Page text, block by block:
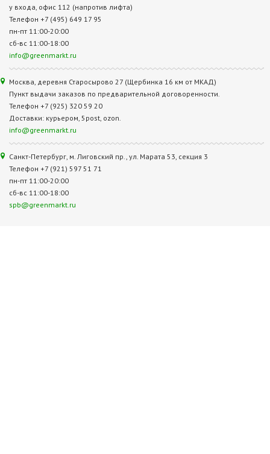
у входа, офис 112 (напротив лифта)
Телефон +7 (495) 649 17 95
пн-пт 11:00-20:00
сб-вс 11:00-18:00
info@greenmarkt.ru
Москва, деревня Старосырово 27 (Щербинка 16 км от МКАД)
Пункт выдачи заказов по предварительной договоренности.
Телефон +7 (925) 320 59 20
Доставки: курьером, 5post, ozon.
info@greenmarkt.ru
Санкт-Петербург, м. Лиговский пр., ул. Марата 53, секция 3
Телефон +7 (921) 597 51 71
пн-пт 11:00-20:00
сб-вс 11:00-18:00
spb@greenmarkt.ru